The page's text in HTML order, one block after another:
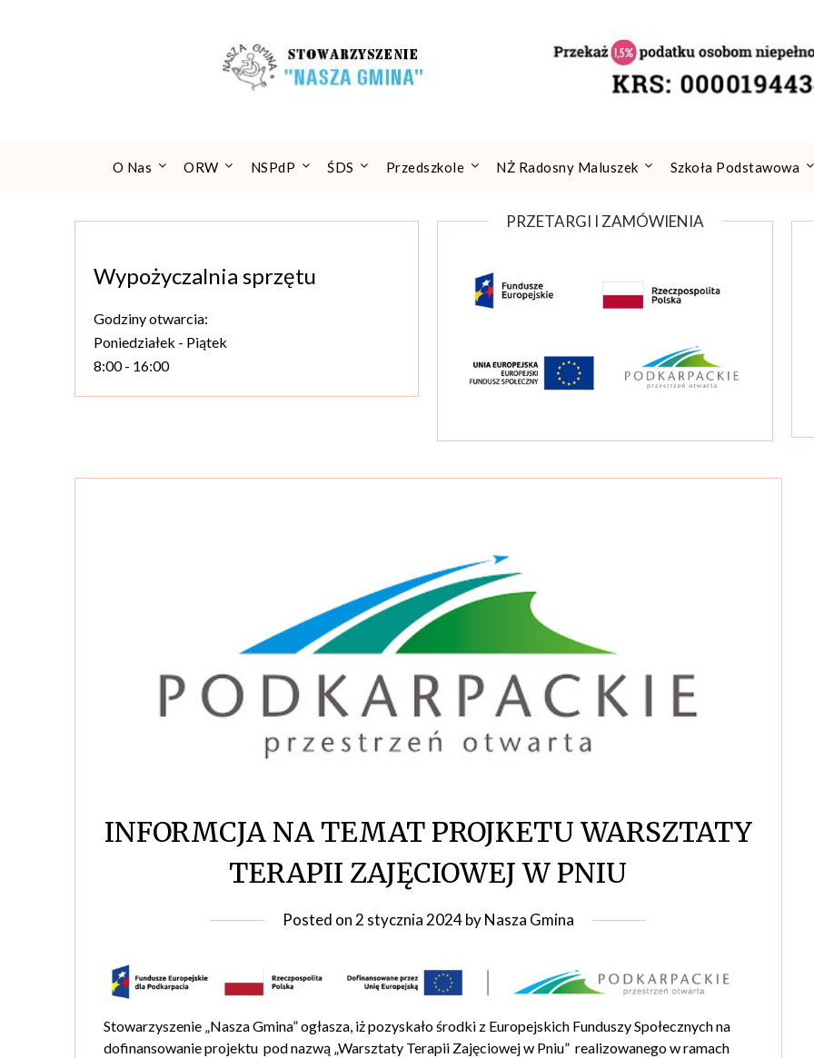
O Nas ORW NSPdP ŚDS Przedszkole NŻ Radosny Maluszek Szkoła Podstawowa
Wypożyczalnia sprzętu
Godziny otwarcia:
Poniedziałek - Piątek
8:00 - 16:00
PRZETARGI I ZAMÓWIENIA
INFORMCJA NA TEMAT PROJKETU WARSZTATY
TERAPII ZAJĘCIOWEJ W PNIU
Posted on 2 stycznia 2024byNasza Gmina
Stowarzyszenie „Nasza Gmina” ogłasza, iż pozyskało środki z Europejskich Funduszy Społecznych na
dofinansowanie projektu pod nazwą „Warsztaty Terapii Zajęciowej w Pniu” realizowanego w ramach